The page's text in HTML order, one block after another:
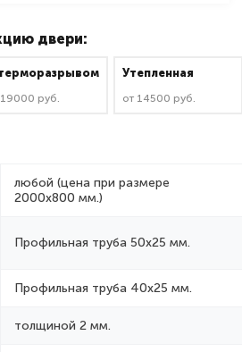
двери:
19000 руб.
Утепленная
от 14500 руб.
любой (цена при размере
2000x800 мм.)
Профильная труба 50х25 мм.
Профильная труба 40х25 мм.
толщиной 2 мм.